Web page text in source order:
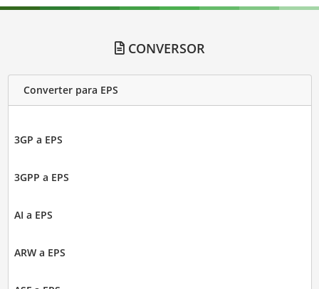
CONVERSOR
Converter para EPS
3GP a EPS
3GPP a EPS
AI a EPS
ARW a EPS